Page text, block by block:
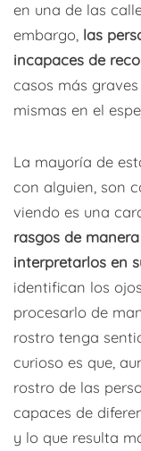
en una de las
embargo, las
incapaces de
casos más
mismas en el
La mayoría de
con alguien, son
viendo es una
rasgos de
interpretarlos en
identifican los
procesarlo de
rostro tenga
curioso es que,
rostro de las
capaces de
y lo que resulta